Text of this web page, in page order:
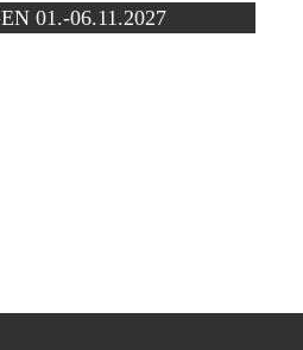
01.-06.11.2027